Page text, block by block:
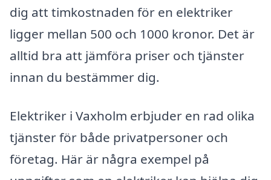
dig att timkostnaden för en elektriker
ligger mellan 500 och 1000 kronor. Det är
alltid bra att jämföra priser och tjänster
innan du bestämmer dig.
Elektriker i Vaxholm erbjuder en rad olika
tjänster för både privatpersoner och
företag. Här är några exempel på